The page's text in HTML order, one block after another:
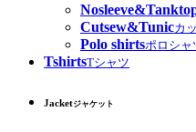
Cutsew&Tunicカ
Polo shirtsポロシャ
TshirtsTシャツ
Jacketジャケット